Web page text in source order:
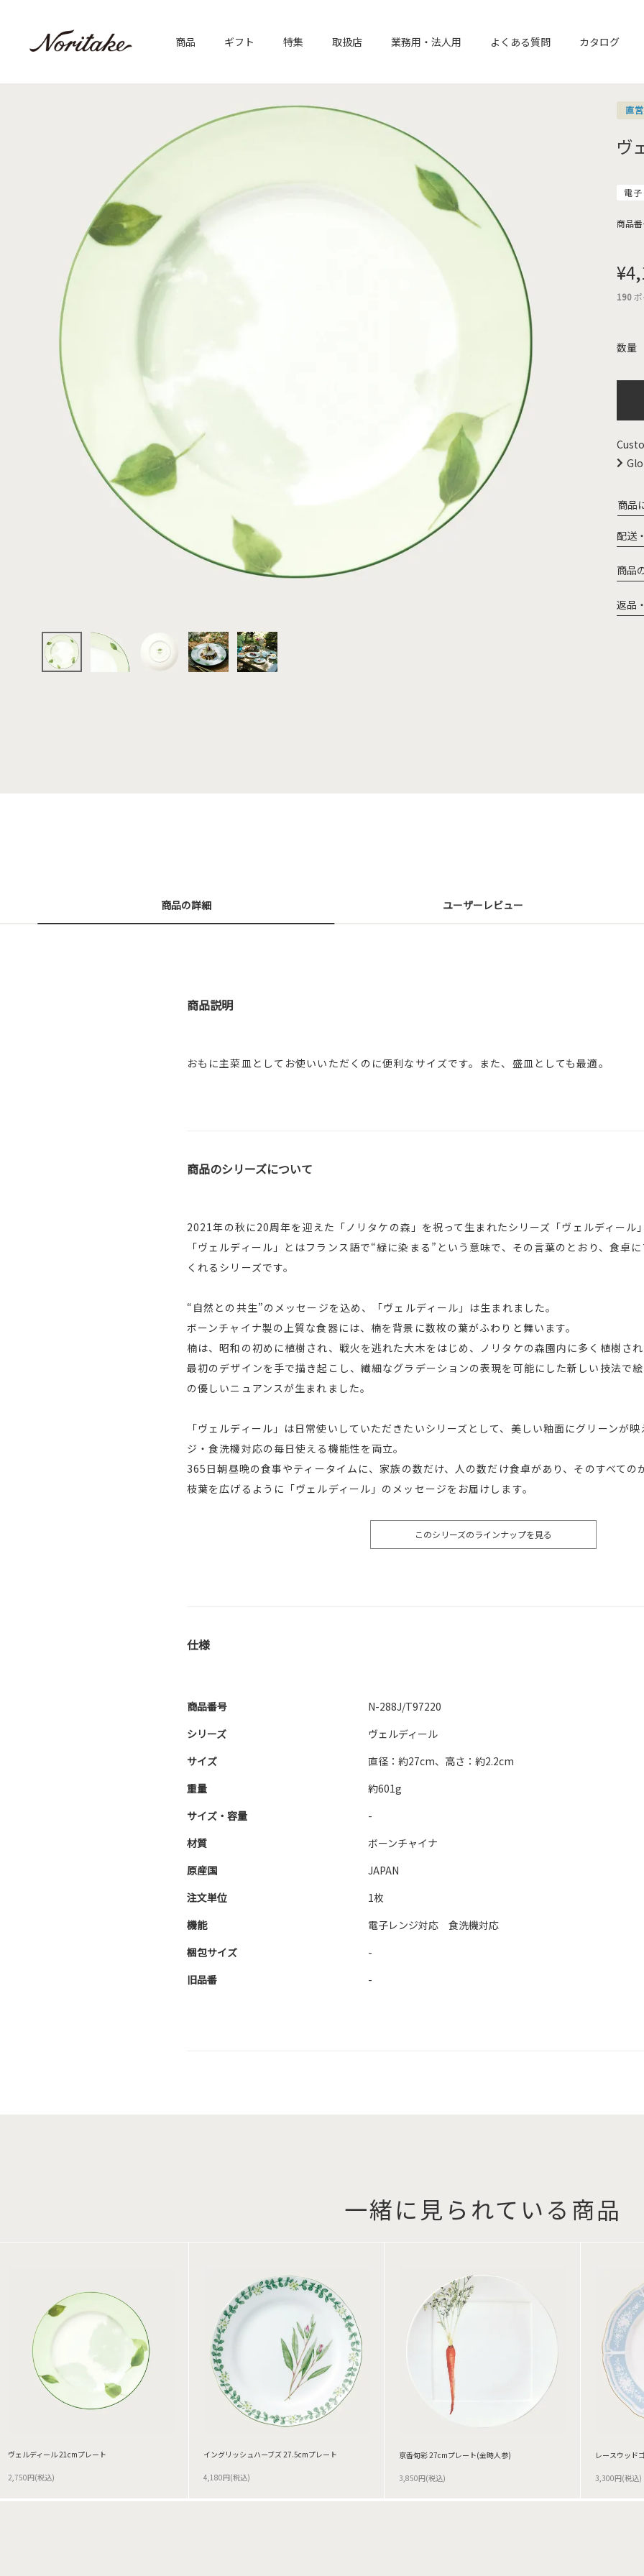
商品 ギフト 特集 取扱店 業務用・法人用 よくある質問 カタログ
直
ヴ
電
商品
¥
190
商品
配送
商品
返品
商品の詳細 ユーザーレビュー
商品説明
おもに主菜皿としてお使いいただくのに便利なサイズです。また、盛皿としても最適。
商品のシリーズについて
2021年の秋に20周年を迎えた「ノリタケの森」を祝って生まれたシリーズ「ヴェルディール」
「ヴェルディール」とはフランス語で“緑に染まる”という意味で、その言葉のとおり、食卓
くれるシリーズです。
“自然との共生”のメッセージを込め、「ヴェルディール」は生まれました。
ボーンチャイナ製の上質な食器には、楠を背景に数枚の葉がふわりと舞います。
楠は、昭和の初めに植樹され、戦火を逃れた大木をはじめ、ノリタケの森園内に多く植樹され
最初のデザインを手で描き起こし、繊細なグラデーションの表現を可能にした新しい技法で
の優しいニュアンスが生まれました。
「ヴェルディール」は日常使いしていただきたいシリーズとして、美しい釉面にグリーンが
ジ・食洗機対応の毎日使える機能性を両立。
365日朝昼晩の食事やティータイムに、家族の数だけ、人の数だけ食卓があり、そのすべての
枝葉を広げるように「ヴェルディール」のメッセージをお届けします。
このシリーズのラインナップを見る
仕様
商品番号
N-288J/T97220
シリーズ
ヴェルディール
サイズ
直径：約27cm、高さ：約2.2cm
重量
約601g
サイズ・容量
-
材質
ボーンチャイナ
原産国
JAPAN
注文単位
1枚
機能
電子レンジ対応 食洗機対応
梱包サイズ
-
旧品番
-
一緒に見られている商品
ヴェルディール 21cmプレート
2,750円(税込)
イングリッシュハーブズ 27.5cmプレート
4,180円(税込)
京香旬彩 27cmプレート(金時人参)
3,850円(税込)
レースウッド
3,300円(税込)